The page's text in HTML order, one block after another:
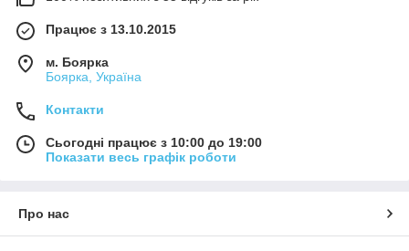
Працює з 13.10.2015
м. Боярка
Боярка, Україна
Контакти
Сьогодні працює з 10:00 до 19:00
Показати весь графік роботи
Про нас